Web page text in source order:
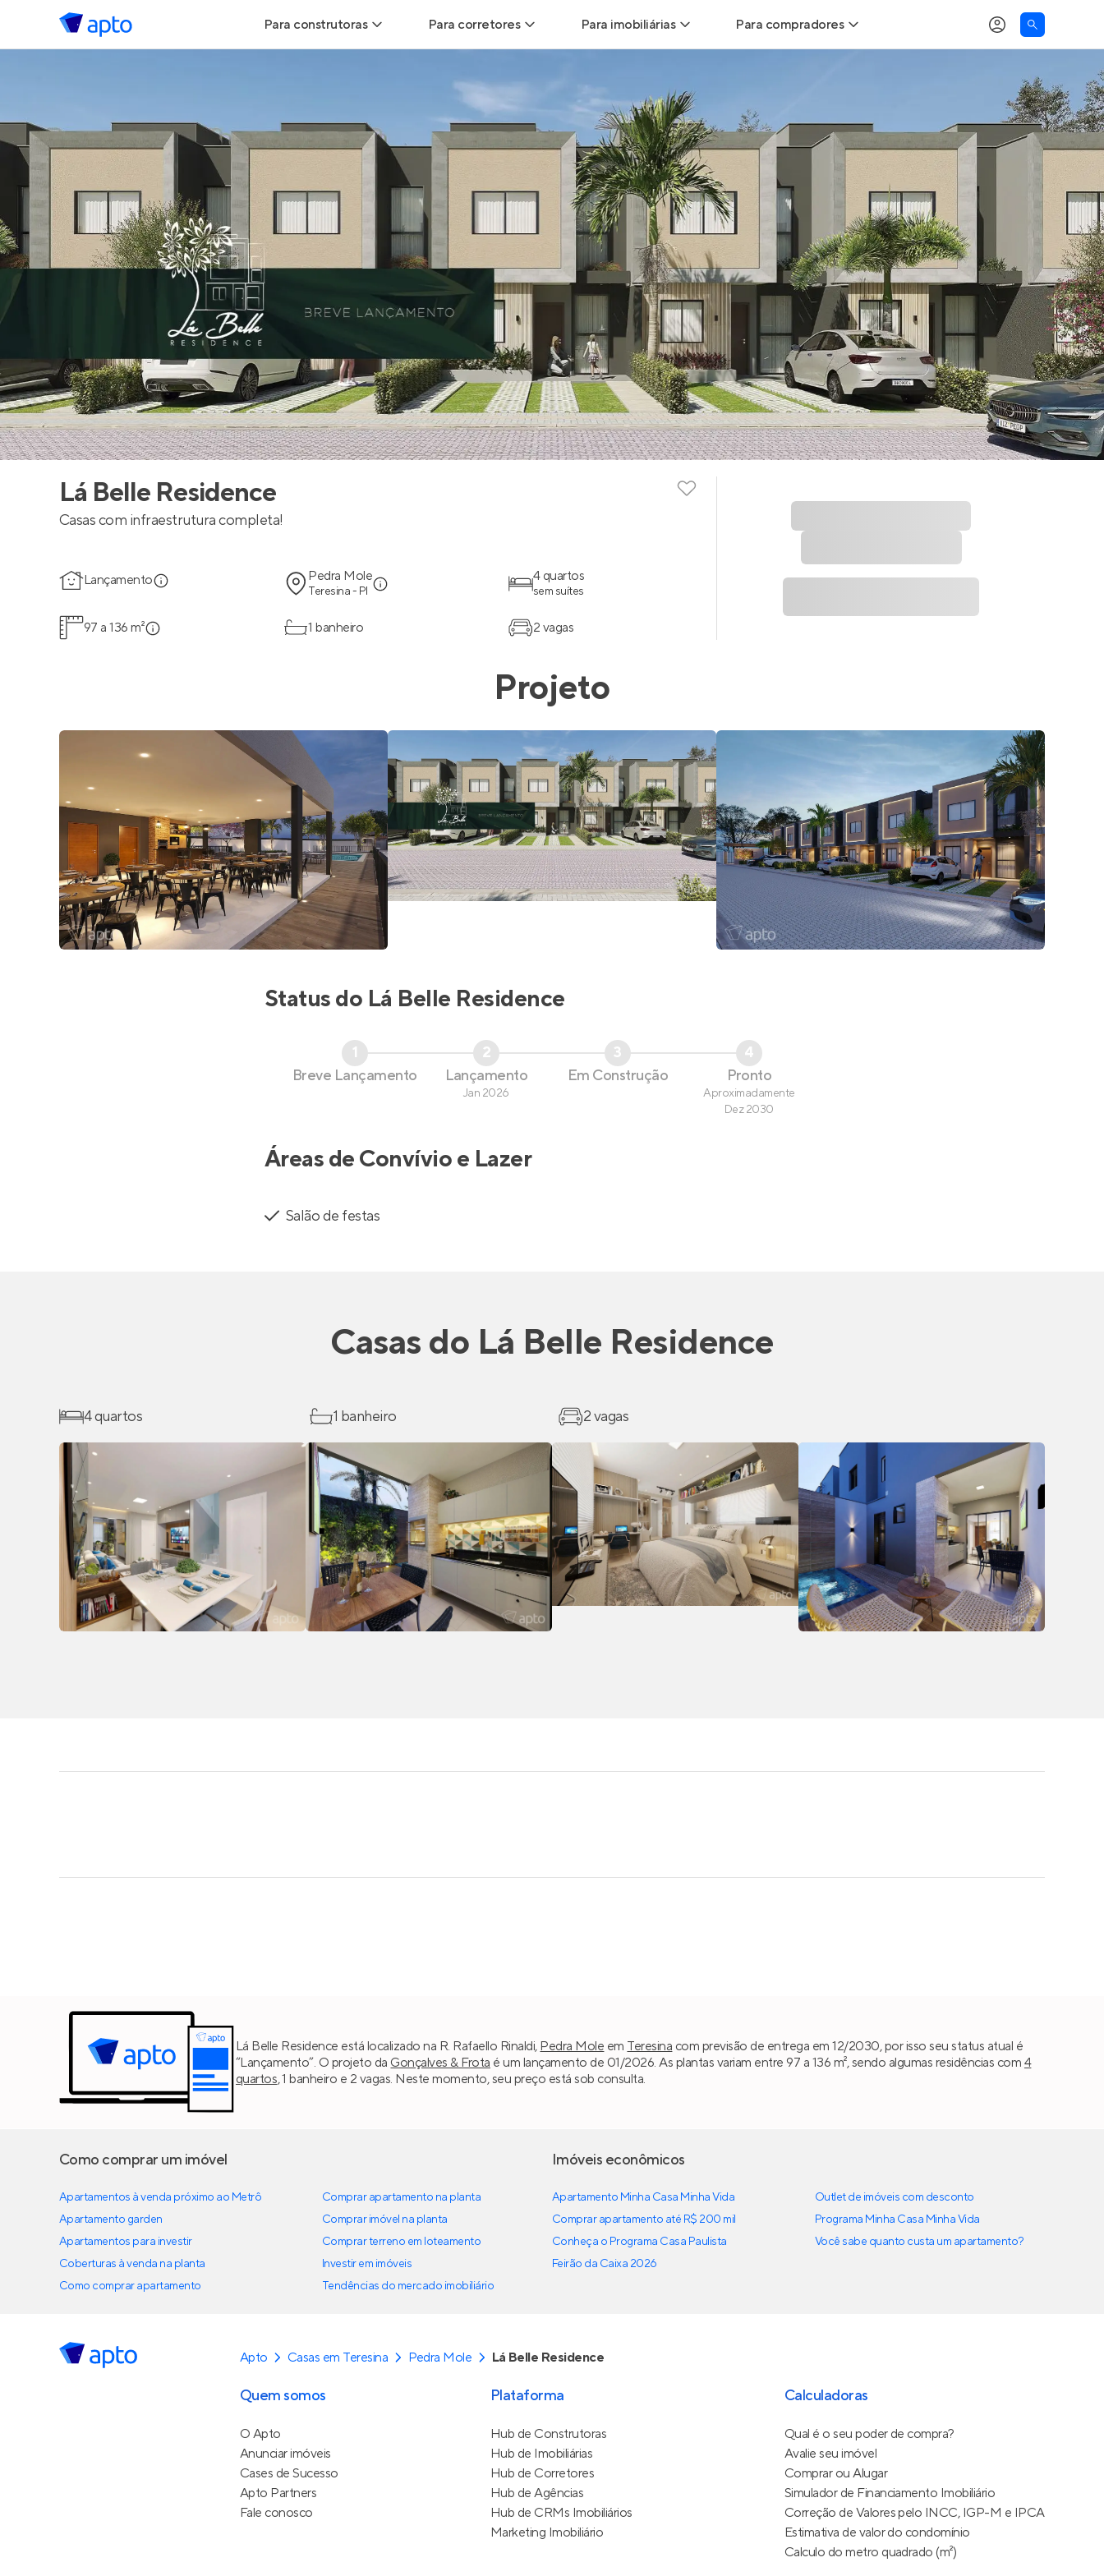
Para construtoras
Geração de Visitas
Geração de Vendas
Maiores Construtoras
Parcerias Imobiliárias
Anunciar Imóveis
Para corretores
Leads para Corretores
Corretor+
Parcerias imobiliárias
Hub de Corretores
Anunciar imóveis
Para imobiliárias
Hub de imobiliárias
Anunciar imóveis
Para compradores
Calcule seu Poder de Compra
Correção do INCC
Simulador de Financiamento
Encontre um corretor
Lá Belle Residence
Casas com infraestrutura completa!
Lançamento Pedra Mole
Teresina - PI
4 quartos
sem suítes
97 a 136 m² 1 banheiro 2 vagas
Projeto
Status do Lá Belle Residence
1
Breve Lançamento
2
Lançamento
Jan 2026
3
Em Construção
4
Pronto
Aproximadamente
Dez 2030
Áreas de Convívio e Lazer
Salão de festas
Casas do Lá Belle Residence
4 quartos 1 banheiro 2 vagas
Lá Belle Residence está localizado na R. Rafaello Rinaldi, Pedra Mole em Teresina com previsão de entrega em 12/2030, por isso seu status atual é
“Lançamento”. O projeto da Gonçalves & Frota é um lançamento de 01/2026. As plantas variam entre 97 a 136 m², sendo algumas residências com 4
quartos, 1 banheiro e 2 vagas. Neste momento, seu preço está sob consulta.
Como comprar um imóvel
Apartamentos à venda próximo ao Metrô
Apartamento garden
Apartamentos para investir
Coberturas à venda na planta
Como comprar apartamento
Comprar apartamento na planta
Comprar imóvel na planta
Comprar terreno em loteamento
Investir em imóveis
Tendências do mercado imobiliário
Imóveis econômicos
Apartamento Minha Casa Minha Vida
Comprar apartamento até R$ 200 mil
Conheça o Programa Casa Paulista
Feirão da Caixa 2026
Outlet de imóveis com desconto
Programa Minha Casa Minha Vida
Você sabe quanto custa um apartamento?
Apto Casas em Teresina Pedra Mole Lá Belle Residence
Quem somos
O Apto
Anunciar imóveis
Cases de Sucesso
Apto Partners
Fale conosco
Plataforma
Hub de Construtoras
Hub de Imobiliárias
Hub de Corretores
Hub de Agências
Hub de CRMs Imobiliários
Marketing Imobiliário
Calculadoras
Qual é o seu poder de compra?
Avalie seu imóvel
Comprar ou Alugar
Simulador de Financiamento Imobiliário
Correção de Valores pelo INCC, IGP-M e IPCA
Estimativa de valor do condomínio
Calculo do metro quadrado (m²)